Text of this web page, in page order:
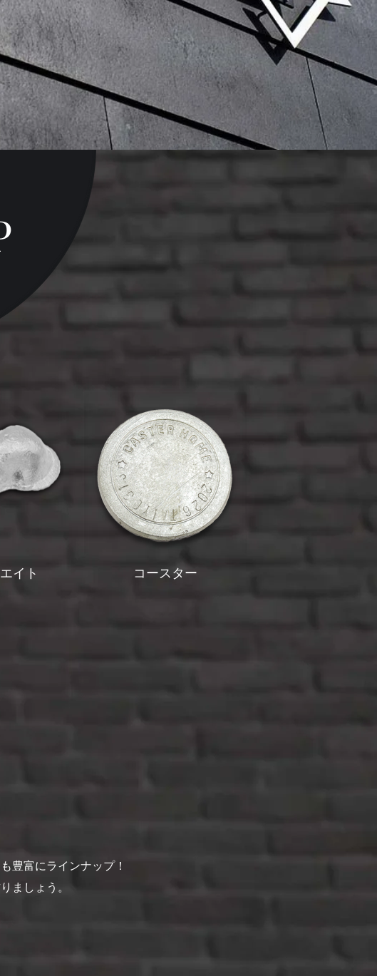
イト コースター
豊富にラインナップ！​
ましょう。